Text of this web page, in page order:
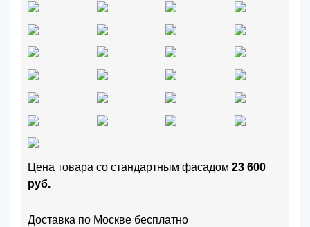
Цена товара cо стандартным фасадом 23 600
руб.
Доставка по Москве бесплатно